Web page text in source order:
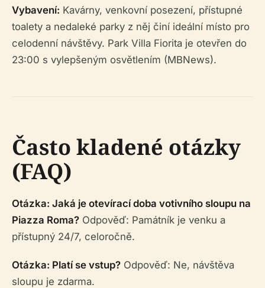
Vybavení: Kavárny, venkovní posezení, přístupné
toalety a nedaleké parky z něj činí ideální místo pro
celodenní návštěvy. Park Villa Fiorita je otevřen do
23:00 s vylepšeným osvětlením (MBNews).
Často kladené otázky
(FAQ)
Otázka: Jaká je otevírací doba votivního sloupu na
Piazza Roma? Odpověď: Památník je venku a
přístupný 24/7, celoročně.
Otázka: Platí se vstup? Odpověď: Ne, návštěva
sloupu je zdarma.